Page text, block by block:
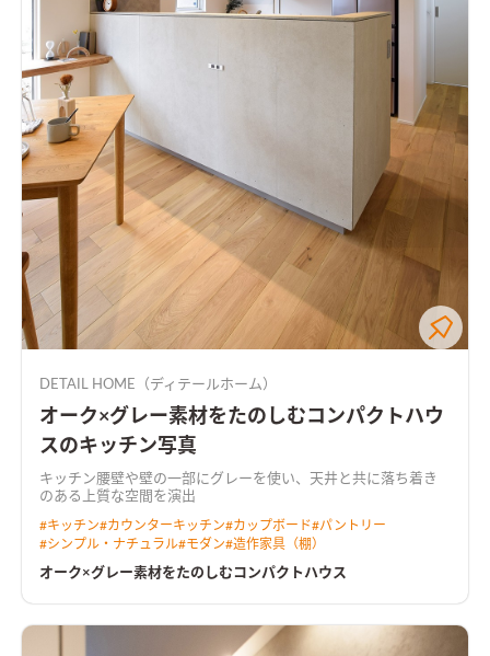
DETAIL HOME（ディテールホーム）
オーク×グレー素材をたのしむコンパクトハウ
スのキッチン写真
キッチン腰壁や壁の一部にグレーを使い、天井と共に落ち着き
のある上質な空間を演出
#キッチン#カウンターキッチン#カップボード#パントリー
#シンプル・ナチュラル#モダン#造作家具（棚）
オーク×グレー素材をたのしむコンパクトハウス